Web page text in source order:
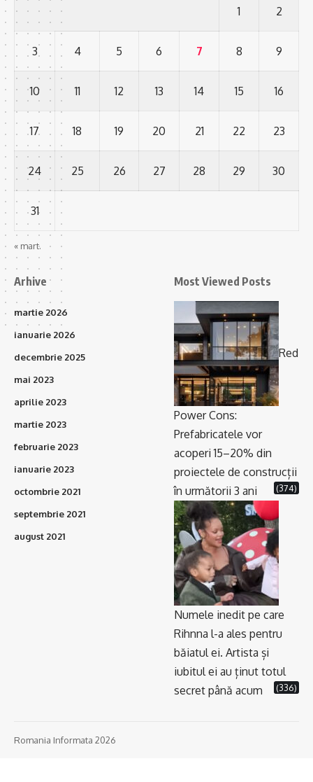
1 2
3 4 5 6 7 8 9
10 11 12 13 14 15 16
17 18 19 20 21 22 23
24 25 26 27 28 29 30
31
« mart.
Arhive
martie 2026
ianuarie 2026
decembrie 2025
mai 2023
aprilie 2023
martie 2023
februarie 2023
ianuarie 2023
octombrie 2021
septembrie 2021
august 2021
Most Viewed Posts
Red
Power Cons:
Prefabricatele vor
acoperi 15–20% din
proiectele de construcții
în următorii 3 ani
(374)
Numele inedit pe care
Rihnna l-a ales pentru
băiatul ei. Artista și
iubitul ei au ținut totul
secret până acum
(336)
Romania Informata 2026